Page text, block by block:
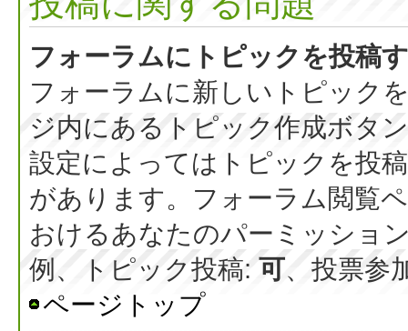
フォーラムにトピックを投稿
フォーラムに新しいトピック
ジ内にあるトピック作成ボタ
設定によってはトピックを投
があります。フォーラム閲覧
おけるあなたのパーミッショ
例、トピック投稿: 可、投票参
ページトップ